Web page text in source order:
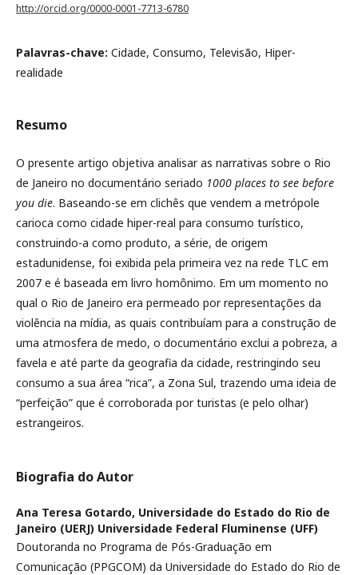
http://orcid.org/0000-0001-7713-6780
Palavras-chave: Cidade, Consumo, Televisão, Hiper-
realidade
Resumo
O presente artigo objetiva analisar as narrativas sobre o Rio
de Janeiro no documentário seriado 1000 places to see before
you die. Baseando-se em clichês que vendem a metrópole
carioca como cidade hiper-real para consumo turístico,
construindo-a como produto, a série, de origem
estadunidense, foi exibida pela primeira vez na rede TLC em
2007 e é baseada em livro homônimo. Em um momento no
qual o Rio de Janeiro era permeado por representações da
violência na mídia, as quais contribuíam para a construção de
uma atmosfera de medo, o documentário exclui a pobreza, a
favela e até parte da geografia da cidade, restringindo seu
consumo a sua área “rica”, a Zona Sul, trazendo uma ideia de
“perfeição” que é corroborada por turistas (e pelo olhar)
estrangeiros.
Biografia do Autor
Ana Teresa Gotardo, Universidade do Estado do Rio de
Janeiro (UERJ) Universidade Federal Fluminense (UFF)
Doutoranda no Programa de Pós-Graduação em
Comunicação (PPGCOM) da Universidade do Estado do Rio de